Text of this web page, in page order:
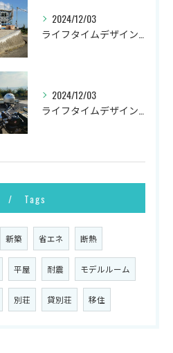
2024/12/03
2024/12/03
Tags
新築 省エネ 断熱
平屋 耐震 モデルルーム
別荘 貸別荘 移住